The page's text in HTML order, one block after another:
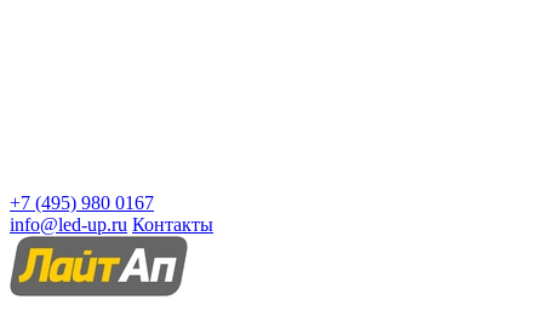
+7 (495) 980 0167
info@led-up.ru Контакты